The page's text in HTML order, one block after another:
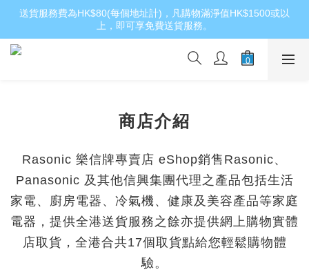
送貨服務費為HK$80(每個地址計)，凡購物滿淨值HK$1500或以
上，即可享免費送貨服務。
商店介紹
Rasonic 樂信牌專賣店 eShop銷售Rasonic、
Panasonic 及其他信興集團代理之產品包括生活
家電、廚房電器、冷氣機、健康及美容產品等家庭
電器，提供全港送貨服務之餘亦提供網上購物實體
店取貨，全港合共17個取貨點給您輕鬆購物體
驗。